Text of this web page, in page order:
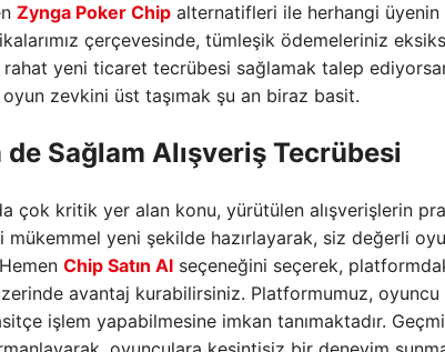
Zynga Poker Chip alternatifleri ile herhangi
çerçevesinde, tümleşik ödemeleriniz
rahat yeni ticaret tecrübesi sağlamak talep
zevkini üst taşımak şu an biraz basit.
de Sağlam Alışveriş Tecrübesi
çok kritik yer alan konu, yürütülen alışverişlerin
mükemmel yeni şekilde hazırlayarak, siz değerli
Chip Satın Al seçeneğini seçerek,
avantaj kurabilirsiniz. Platformumuz, oyuncu
işlem yapabilmesine imkan tanımaktadır.